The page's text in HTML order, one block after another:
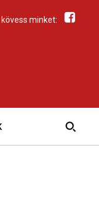
kövess minket: